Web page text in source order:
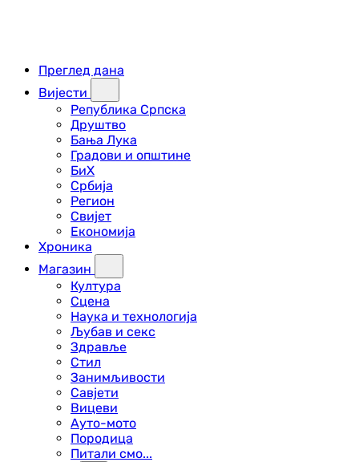
Преглед дана
Вијести
Република Српска
Друштво
Бања Лука
Градови и општине
БиХ
Србија
Регион
Свијет
Економија
Хроника
Магазин
Култура
Сцена
Наука и технологија
Љубав и секс
Здравље
Стил
Занимљивости
Савјети
Вицеви
Ауто-мото
Породица
Питали смо...